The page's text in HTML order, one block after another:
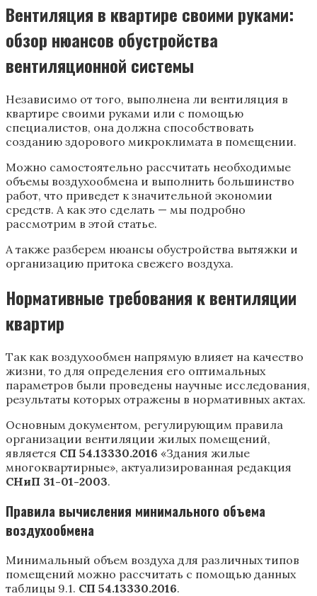
Вентиляция в квартире своими руками:
обзор нюансов обустройства
вентиляционной системы
Независимо от того, выполнена ли вентиляция в
квартире своими руками или с помощью
специалистов, она должна способствовать
созданию здорового микроклимата в помещении.
Можно самостоятельно рассчитать необходимые
объемы воздухообмена и выполнить большинство
работ, что приведет к значительной экономии
средств. А как это сделать — мы подробно
рассмотрим в этой статье.
А также разберем нюансы обустройства вытяжки и
организацию притока свежего воздуха.
Нормативные требования к вентиляции
квартир
Так как воздухообмен напрямую влияет на качество
жизни, то для определения его оптимальных
параметров были проведены научные исследования,
результаты которых отражены в нормативных актах.
Основным документом, регулирующим правила
организации вентиляции жилых помещений,
является СП 54.13330.2016 «Здания жилые
многоквартирные», актуализированная редакция
СНиП 31-01-2003.
Правила вычисления минимального объема
воздухообмена
Минимальный объем воздуха для различных типов
помещений можно рассчитать с помощью данных
таблицы 9.1. СП 54.13330.2016.